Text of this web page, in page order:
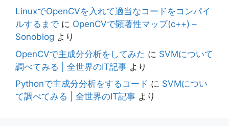
LinuxでOpenCVを入れて適当なコードをコンパイ
ルするまで に OpenCVで顕著性マップ(c++) –
Sonoblog より
OpenCVで主成分分析をしてみた に SVMについて
調べてみる | 全世界のIT記事 より
Pythonで主成分分析をするコード に SVMについ
て調べてみる | 全世界のIT記事 より